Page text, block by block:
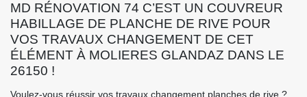
MD RÉNOVATION 74 C’EST UN COUVREUR
HABILLAGE DE PLANCHE DE RIVE POUR
VOS TRAVAUX CHANGEMENT DE CET
ÉLÉMENT À MOLIERES GLANDAZ DANS LE
26150 !
Voulez-vous réussir vos travaux changement planches de rive ?